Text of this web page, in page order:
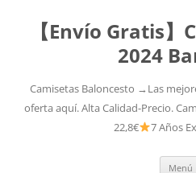
【Envío Gratis
2024
Camisetas Baloncesto →Las
oferta aquí. Alta Calidad-Precio.
22,8€
7 Años
Menú